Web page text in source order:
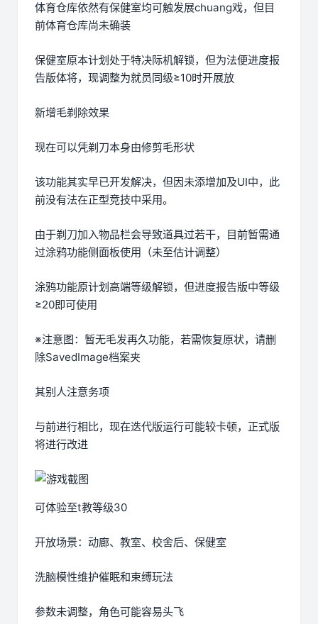
体育仓库依然有保健室均可触发展chuang戏，但目
前体育仓库尚未确装
保健室原本计划处于特决际机解锁，但为法便进度报
告版体将，现调整为就员同级≥10时开展放
新增毛剃除效果
现在可以凭剃刀本身由修剪毛形状
该功能其实早已开发解决，但因未添增加及UI中，此
前没有法在正型竞技中采用。
由于剃刀加入物品栏会导致道具过若干，目前暂需通
过涂鸦功能侧面板使用（未至估计调整）
涂鸦功能原计划高端等级解锁，但进度报告版中等级
≥20即可使用
※注意图 ：暂无毛发再久功能，若需恢复原状，请删
除SavedImage档案夹
其别人注意务项
与前进行相比，现在迭代版运行可能较卡顿，正式版
将进行改进
可体验至t教等级30
开放场景：动廊、教室、校舍后、保健室
洗脑模性维护催眠和束缚玩法
参数未调整，角色可能容易头飞